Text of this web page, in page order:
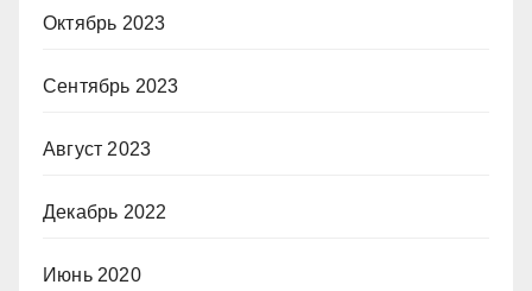
Октябрь 2023
Сентябрь 2023
Август 2023
Декабрь 2022
Июнь 2020